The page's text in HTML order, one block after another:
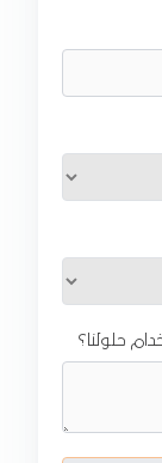
حلولنا؟